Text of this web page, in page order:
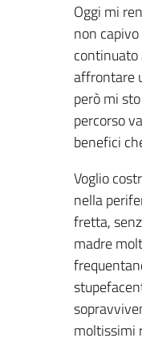
Oggi mi
non
continuato
affrontare
però mi
percorso
benefici
Voglio
nella
fretta,
madre
moltissimi